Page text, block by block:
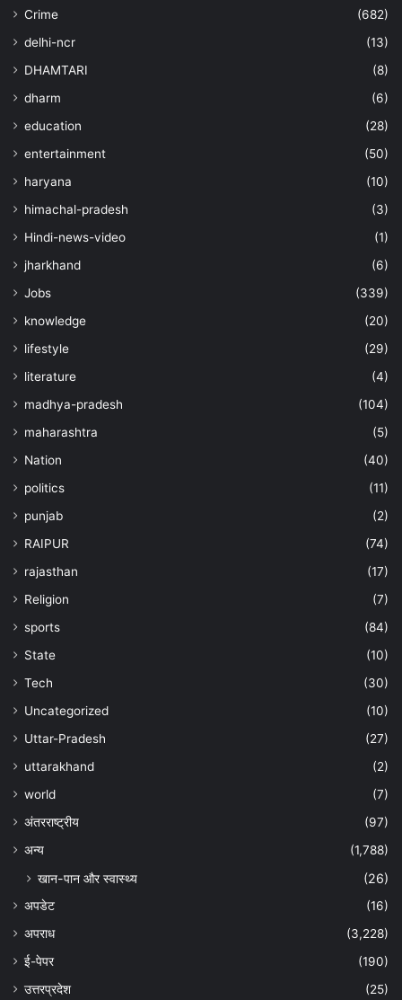
Crime
(682)
delhi-ncr
(13)
DHAMTARI
(8)
dharm
(6)
education
(28)
entertainment
(50)
haryana
(10)
himachal-pradesh
(3)
Hindi-news-video
(1)
jharkhand
(6)
Jobs
(339)
knowledge
(20)
lifestyle
(29)
literature
(4)
madhya-pradesh
(104)
maharashtra
(5)
Nation
(40)
politics
(11)
punjab
(2)
RAIPUR
(74)
rajasthan
(17)
Religion
(7)
sports
(84)
State
(10)
Tech
(30)
Uncategorized
(10)
Uttar-Pradesh
(27)
uttarakhand
(2)
world
(7)
अंतरराष्ट्रीय
(97)
अन्‍य
(1,788)
खान-पान और स्वास्थ्य (26)
अपडेट
(16)
अपराध
(3,228)
ई-पेपर
(190)
उत्तरप्रदेश
(25)